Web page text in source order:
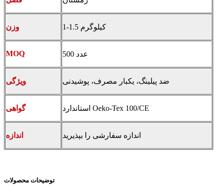
وزن 1-1.5 کیلوگرم
MOQ 500 عدد
ویژگی ضد پیلینگ، یکبار مصرف، پوشیدنی
گواهی استاندارد Oeko-Tex 100/CE
اندازه اندازه سفارشی را بپذیرید
توضیحات محصولات